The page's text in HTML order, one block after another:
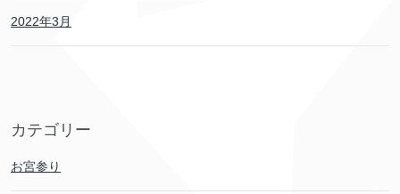
2022年3月
カテゴリー
お宮参り